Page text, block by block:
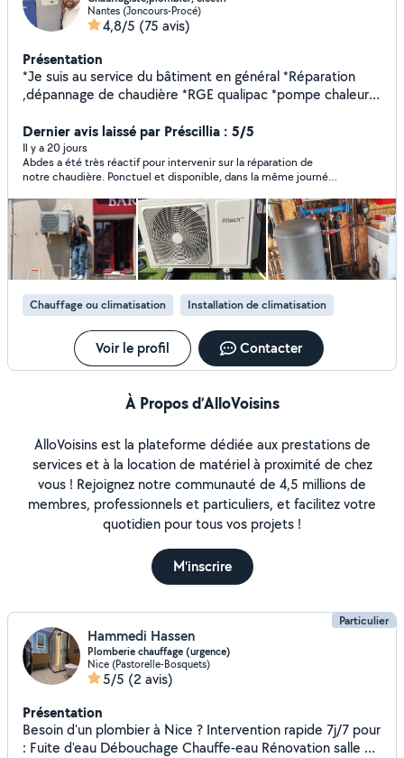
Nantes (Joncours-Procé)
4,8/5 (75 avis)
Présentation
*Je suis au service du bâtiment en général *Réparation
,dépannage de chaudière *RGE qualipac *pompe chaleur
électricité,avec dépannage *Installation VMC ..
*Habilitation électrique *Habilitation manip gaz frigorigène
*Habilitation qualigaz Ainsi frigoriste,chambre froid et
domotique
Dernier avis laissé par Préscillia : 5/5
Il y a 20 jours
Abdes a été très réactif pour intervenir sur la réparation de
notre chaudière. Ponctuel et disponible, dans la même journée
revenu pour changer la pièce en panne. Sérieux et
professionnel je recommande ses services sans hésiter !
Chauffage ou climatisation Installation de climatisation
Voir le profil Contacter
À Propos d’AlloVoisins
AlloVoisins est la plateforme dédiée aux prestations de
services et à la location de matériel à proximité de chez
vous ! Rejoignez notre communauté de 4,5 millions de
membres, professionnels et particuliers, et facilitez votre
quotidien pour tous vos projets !
M'inscrire
Particulier
Hammedi Hassen
Plomberie chauffage (urgence)
Nice (Pastorelle-Bosquets)
5/5 (2 avis)
Présentation
Besoin d'un plombier à Nice ? Intervention rapide 7j/7 pour
: Fuite d'eau Débouchage Chauffe-eau Rénovation salle de